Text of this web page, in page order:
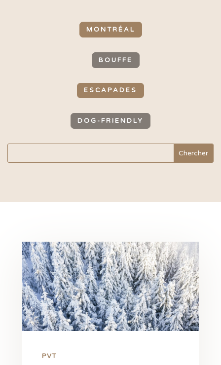
MONTRÉAL
BOUFFE
ESCAPADES
DOG-FRIENDLY
PVT